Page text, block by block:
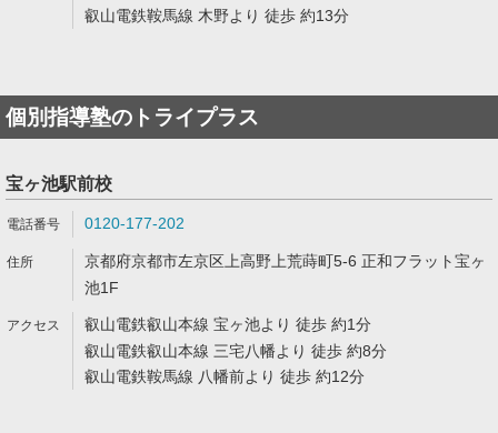
叡山電鉄鞍馬線 木野より 徒歩 約13分
個別指導塾のトライプラス
宝ヶ池駅前校
0120-177-202
京都府京都市左京区上高野上荒蒔町5-6 正和フラット宝ヶ
池1F
叡山電鉄叡山本線 宝ヶ池より 徒歩 約1分
叡山電鉄叡山本線 三宅八幡より 徒歩 約8分
叡山電鉄鞍馬線 八幡前より 徒歩 約12分